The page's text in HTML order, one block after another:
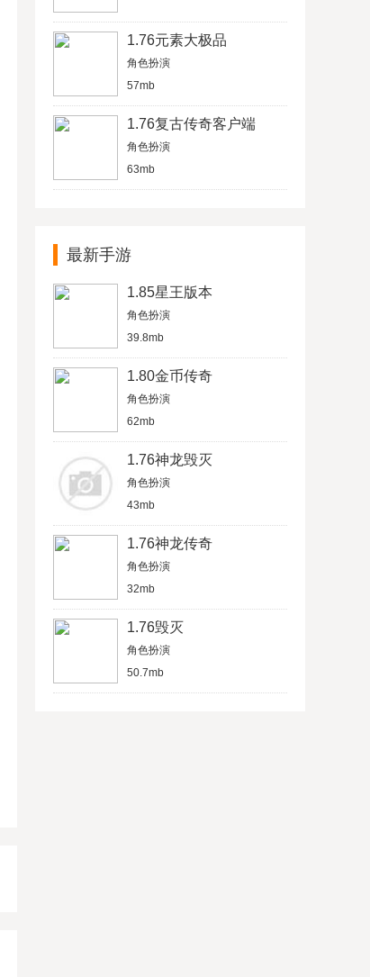
1.76元素大极品
角色扮演
57mb
1.76复古传奇客户端
角色扮演
63mb
最新手游
1.85星王版本
角色扮演
39.8mb
1.80金币传奇
角色扮演
62mb
1.76神龙毁灭
角色扮演
43mb
1.76神龙传奇
角色扮演
32mb
1.76毁灭
角色扮演
50.7mb